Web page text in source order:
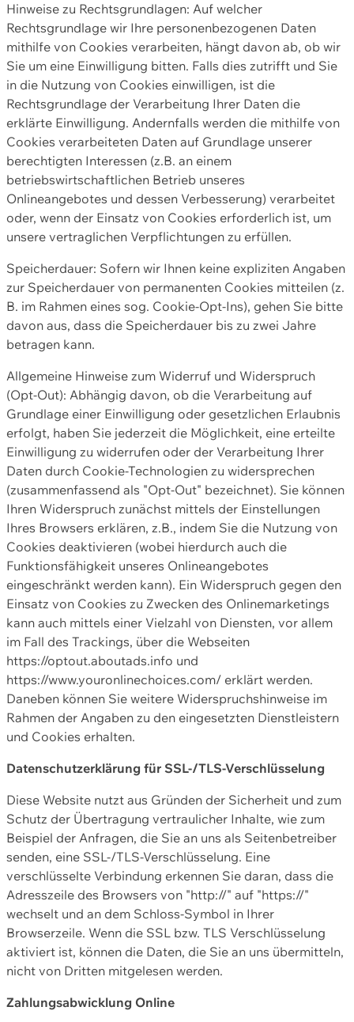
Hinweise zu Rechtsgrundlagen: Auf welcher
Rechtsgrundlage wir Ihre personenbezogenen Daten
mithilfe von Cookies verarbeiten, hängt davon ab, ob wir
Sie um eine Einwilligung bitten. Falls dies zutrifft und Sie
in die Nutzung von Cookies einwilligen, ist die
Rechtsgrundlage der Verarbeitung Ihrer Daten die
erklärte Einwilligung. Andernfalls werden die mithilfe von
Cookies verarbeiteten Daten auf Grundlage unserer
berechtigten Interessen (z.B. an einem
betriebswirtschaftlichen Betrieb unseres
Onlineangebotes und dessen Verbesserung) verarbeitet
oder, wenn der Einsatz von Cookies erforderlich ist, um
unsere vertraglichen Verpflichtungen zu erfüllen.
Speicherdauer: Sofern wir Ihnen keine expliziten Angaben
zur Speicherdauer von permanenten Cookies mitteilen (z.
B. im Rahmen eines sog. Cookie-Opt-Ins), gehen Sie bitte
davon aus, dass die Speicherdauer bis zu zwei Jahre
betragen kann.
Allgemeine Hinweise zum Widerruf und Widerspruch
(Opt-Out): Abhängig davon, ob die Verarbeitung auf
Grundlage einer Einwilligung oder gesetzlichen Erlaubnis
erfolgt, haben Sie jederzeit die Möglichkeit, eine erteilte
Einwilligung zu widerrufen oder der Verarbeitung Ihrer
Daten durch Cookie-Technologien zu widersprechen
(zusammenfassend als "Opt-Out" bezeichnet). Sie können
Ihren Widerspruch zunächst mittels der Einstellungen
Ihres Browsers erklären, z.B., indem Sie die Nutzung von
Cookies deaktivieren (wobei hierdurch auch die
Funktionsfähigkeit unseres Onlineangebotes
eingeschränkt werden kann). Ein Widerspruch gegen den
Einsatz von Cookies zu Zwecken des Onlinemarketings
kann auch mittels einer Vielzahl von Diensten, vor allem
im Fall des Trackings, über die Webseiten
https://optout.aboutads.info und
https://www.youronlinechoices.com/ erklärt werden.
Daneben können Sie weitere Widerspruchshinweise im
Rahmen der Angaben zu den eingesetzten Dienstleistern
und Cookies erhalten.
Datenschutzerklärung für SSL-/TLS-Verschlüsselung
Diese Website nutzt aus Gründen der Sicherheit und zum
Schutz der Übertragung vertraulicher Inhalte, wie zum
Beispiel der Anfragen, die Sie an uns als Seitenbetreiber
senden, eine SSL-/TLS-Verschlüsselung. Eine
verschlüsselte Verbindung erkennen Sie daran, dass die
Adresszeile des Browsers von "http://" auf "https://"
wechselt und an dem Schloss-Symbol in Ihrer
Browserzeile. Wenn die SSL bzw. TLS Verschlüsselung
aktiviert ist, können die Daten, die Sie an uns übermitteln,
nicht von Dritten mitgelesen werden.
Zahlungsabwicklung Online